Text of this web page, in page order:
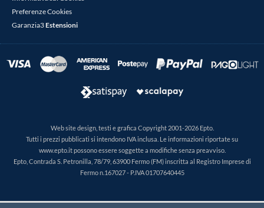
Preferenze Cookies
Garanzia3Estensioni
Web site design, testi e grafica Copyright 2001-2026 Epto.
Tutti i prezzi pubblicati si intendono IVA inclusa. Le informazioni riportate su
www.epto.it possono essere soggette a modifiche senza preavviso.
Epto, Contrada S. Petronilla, 78/79, 63900 Fermo (FM) inscritta al Registro Imprese di
Fermo n.167027 - P.IVA 01707640445